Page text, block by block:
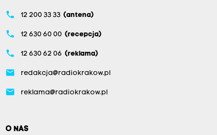
phone 12 200 33 33 (antena)
phone 12 630 60 00 (recepcja)
phone 12 630 62 06 (reklama)
email redakcja@radiokrakow.pl
email reklama@radiokrakow.pl
O NAS